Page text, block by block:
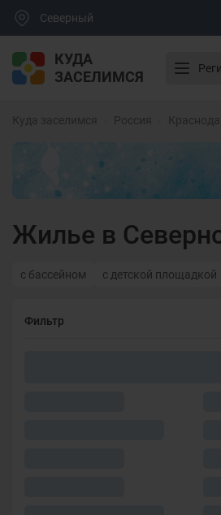
Северный
КУДА
ЗАСЕЛИМСЯ
Куда заселимся Россия
Жилье в
с бассейном с детской площадкой
Фильтр